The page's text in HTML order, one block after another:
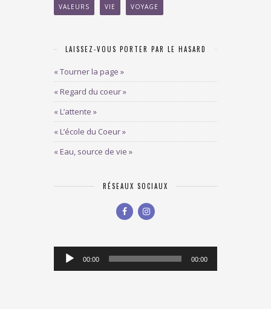
VALEURS VIE VOYAGE
LAISSEZ-VOUS PORTER PAR LE HASARD
« Tourner la page »
« Regard du coeur »
« L’attente »
« L’école du Coeur »
« Eau, source de vie »
RÉSEAUX SOCIAUX
Lecteur
audio
00:00 00:00